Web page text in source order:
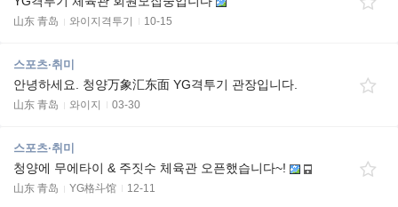
山东 青岛 와이지격투기 10-15
스포츠·취미
안녕하세요. 청양万象汇东面 YG격투기 관장입니다.
山东 青岛 와이지 03-30
스포츠·취미
청양에 무에타이 & 주짓수 체육관 오픈했습니다~!
山东 青岛 YG格斗馆 12-11